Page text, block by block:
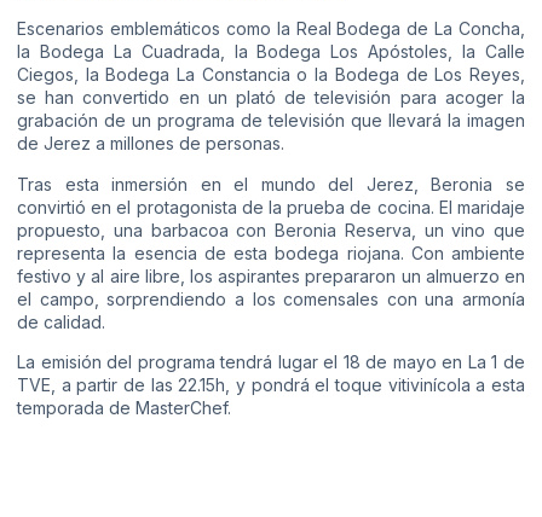
Escenarios emblemáticos como la Real Bodega de La Concha,
la Bodega La Cuadrada, la Bodega Los Apóstoles, la Calle
Ciegos, la Bodega La Constancia o la Bodega de Los Reyes,
se han convertido en un plató de televisión para acoger la
grabación de un programa de televisión que llevará la imagen
de Jerez a millones de personas.
Tras esta inmersión en el mundo del Jerez, Beronia se
convirtió en el protagonista de la prueba de cocina. El maridaje
propuesto, una barbacoa con Beronia Reserva, un vino que
representa la esencia de esta bodega riojana. Con ambiente
festivo y al aire libre, los aspirantes prepararon un almuerzo en
el campo, sorprendiendo a los comensales con una armonía
de calidad.
La emisión del programa tendrá lugar el 18 de mayo en La 1 de
TVE, a partir de las 22.15h, y pondrá el toque vitivinícola a esta
temporada de MasterChef.